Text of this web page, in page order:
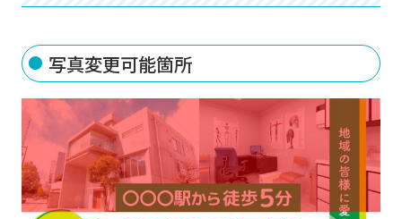
写真変更可能箇所